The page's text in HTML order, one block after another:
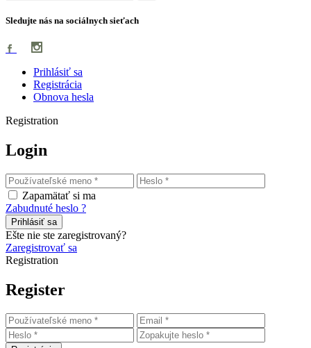
Sledujte nás na sociálnych sieťach
Prihlásiť sa
Registrácia
Obnova hesla
Registration
Login
Zapamätať si ma
Zabudnuté heslo ?
Prihlásiť sa
Ešte nie ste zaregistrovaný?
Zaregistrovať sa
Registration
Register